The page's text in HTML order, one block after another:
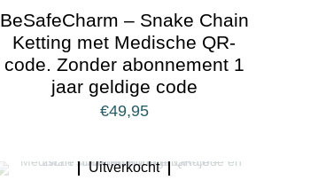
BeSafeCharm – Snake Chain
Ketting met Medische QR-
code. Zonder abonnement 1
jaar geldige code
€49,95
Uitverkocht